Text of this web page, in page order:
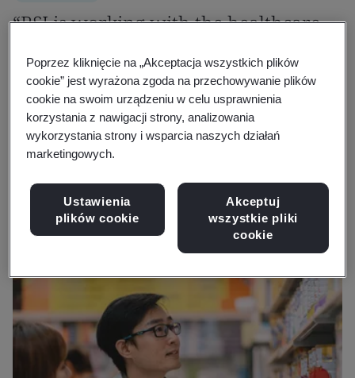
“BSI is working with the healthcare
sector to improve access to medicines
across low- and middle-income
countries.”
Courtney Soulsby
Poprzez kliknięcie na „Akceptacja wszystkich plików
cookie” jest wyrażona zgoda na przechowywanie plików
cookie na swoim urządzeniu w celu usprawnienia
korzystania z nawigacji strony, analizowania
wykorzystania strony i wsparcia naszych działań
marketingowych.
Ustawienia
plików cookie
Akceptuj
wszystkie pliki
cookie